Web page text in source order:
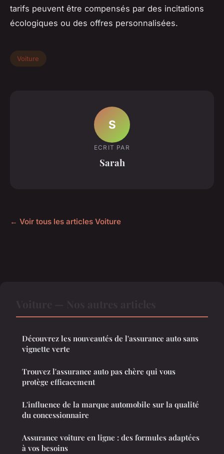
tarifs peuvent être compensés par des incitations
écologiques ou des offres personnalisées.
Voiture
S
ECRIT PAR
Sarah
← Voir tous les articles Voiture
Découvrez les nouveautés de l'assurance auto sans
vignette verte
Trouvez l'assurance auto pas chère qui vous
protège efficacement
L'influence de la marque automobile sur la qualité
du concessionnaire
Assurance voiture en ligne : des formules adaptées
à vos besoins